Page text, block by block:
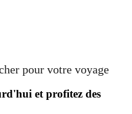
pour votre voyage
et profitez des